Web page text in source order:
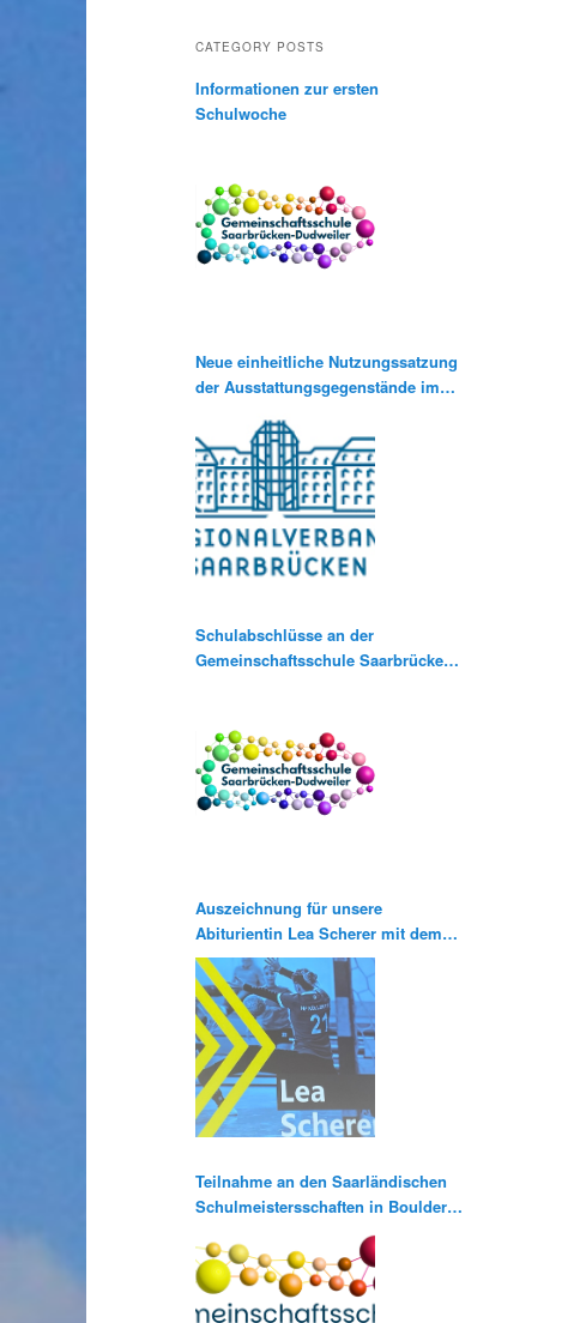
CATEGORY POSTS
Informationen zur ersten
Schulwoche
Neue einheitliche Nutzungssatzung
der Ausstattungsgegenstände im
Schulabschlüsse an der
Gemeinschaftsschule Saarbrücken-
Auszeichnung für unsere
Abiturientin Lea Scherer mit dem
Pierre de Coubertin Abiturpreis
Teilnahme an den Saarländischen
Schulmeistersschaften in Bouldern